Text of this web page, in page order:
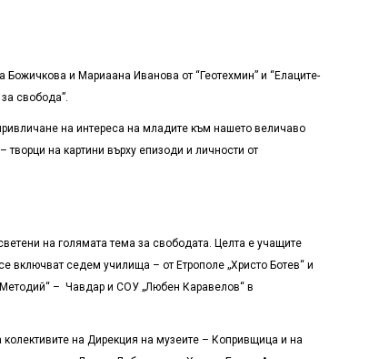
и Мариаана Иванова от “Геотехмин” и “Елаците-
свобода”.
на интереса на младите към нашето величаво
на картини върху епизоди и личности от
на голямата тема за свободата. Целта е учащите
включват седем училища – от Етрополе „Христо Ботев“ и
– Чавдар и СОУ „Любен Каравелов“ в
на Дирекция на музеите – Копривщица и на